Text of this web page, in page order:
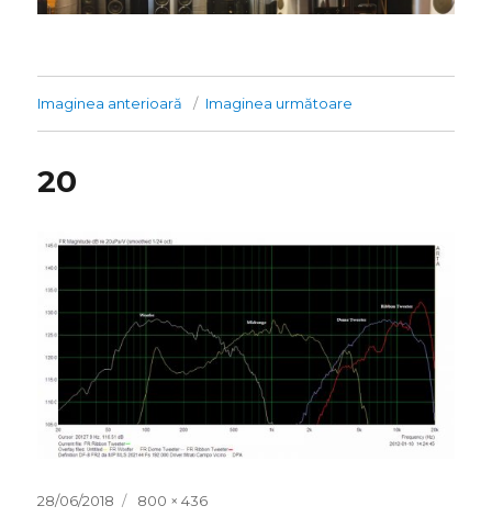
Imaginea anterioară Imaginea următoare
20
Publicat
28/06/2018
Dimensiune
800 × 436